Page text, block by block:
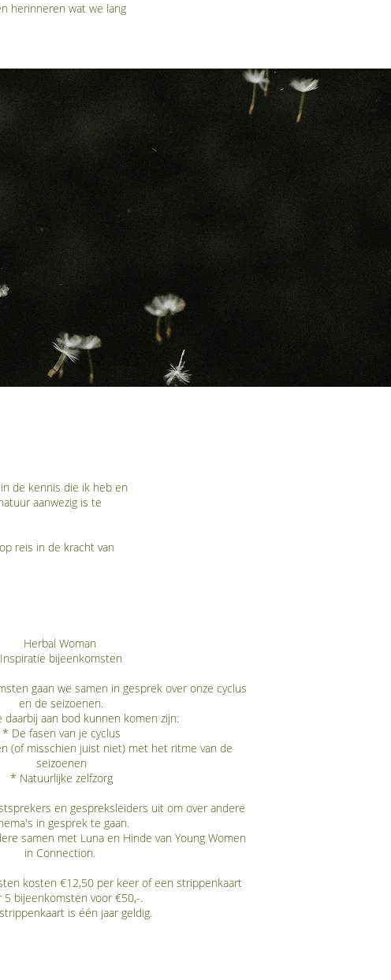
herinneren wat we lang
de kennis die ik heb en
aanwezig is te
reis in de kracht van
Herbal Woman
Inspiratie bijeenkomsten
gaan we samen in gesprek over onze cyclus
en de seizoenen.
daarbij aan bod kunnen komen zijn:
* De fasen van je cyclus
(of misschien juist niet) met het ritme van de
seizoenen
* Natuurlijke zelfzorg
en gespreksleiders uit om over andere
in gesprek te gaan.
samen met Luna en Hinde van Young Women
in Connection.
kosten €12,50 per keer of een strippenkaart
5 bijeenkomsten voor €50,-.
is één jaar geldig.